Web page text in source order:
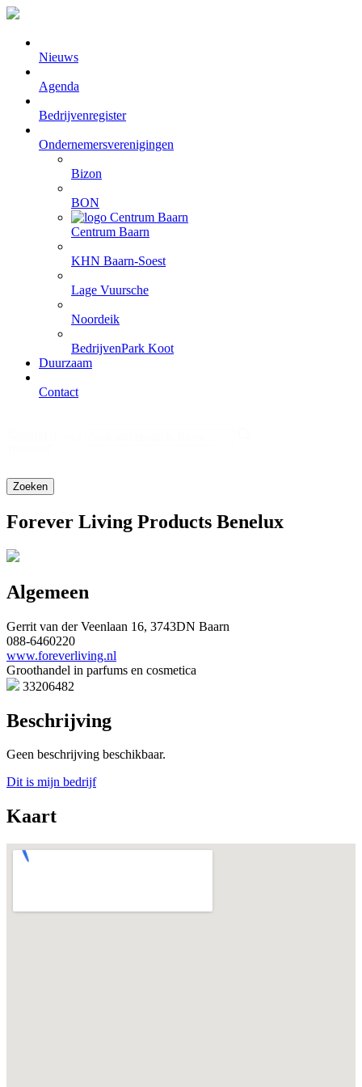
Nieuws
Agenda
Bedrijvenregister
Ondernemersverenigingen
Bizon
BON
Centrum Baarn
KHN Baarn-Soest
Lage Vuursche
Noordeik
BedrijvenPark Koot
Duurzaam
Contact
Forever Living Products Benelux
Algemeen
Gerrit van der Veenlaan 16, 3743DN Baarn
088-6460220
www.foreverliving.nl
Groothandel in parfums en cosmetica
33206482
Beschrijving
Geen beschrijving beschikbaar.
Dit is mijn bedrijf
Kaart